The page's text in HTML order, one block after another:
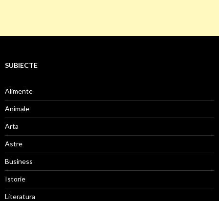
SUBIECTE
Alimente
Animale
Arta
Astre
Business
Istorie
Literatura